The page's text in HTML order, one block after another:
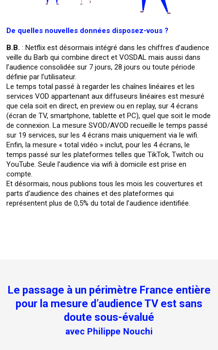
De quelles nouvelles données disposez-vous ?
B.B. : Netflix est désormais intégré dans les chiffres d’audience
veille du Barb qui combine direct et VOSDAL mais aussi dans
l’audience consolidée sur 7 jours, 28 jours ou toute période
définie par l’utilisateur.
Le temps total passé à regarder les chaînes linéaires et les
services VOD appartenant aux diffuseurs linéaires est mesuré
que cela soit en direct, en preview ou en replay, sur 4 écrans
(écran de TV, smartphone, tablette et PC), quel que soit le mode
de connexion. La mesure SVOD/AVOD recueille le temps passé
sur 19 services, sur les 4 écrans mais uniquement via le wifi.
Enfin, la mesure « total vidéo » inclut, pour les 4 écrans, le
temps passé sur les plateformes telles que TikTok, Twitch ou
YouTube. Seule l’audience via wifi à domicile est prise en
compte.
Et désormais, nous publions tous les mois les couvertures et
parts d’audience des chaines et des plateformes qui
représentent plus de 0,5% du total de l’audience identifiée.
Le passage à un périmètre France entière
pour la mesure d’audience TV est sans
doute sous-évalué
avec Philippe Nouchi